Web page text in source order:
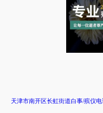
天津市南开区长虹街道白事/殡仪